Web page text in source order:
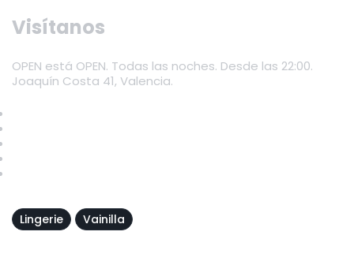
Visítanos
OPEN está OPEN. Todas las noches. Desde las 22:00.
Joaquín Costa 41, Valencia.
Lingerie Vainilla